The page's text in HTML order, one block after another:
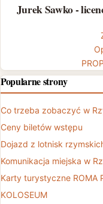
Jurek Sawko -
Popularne strony
Co trzeba zobaczyć w
Ceny biletów wstępu
Dojazd z lotnisk
Komunikacja miejska w
Karty turystyczne ROMA
KOLOSEUM